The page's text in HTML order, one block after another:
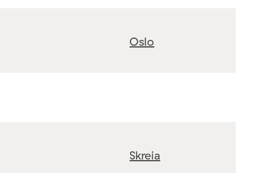
Oslo
Skreia